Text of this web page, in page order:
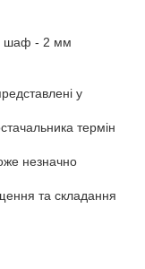
шаф - 2 мм
у
термін
незначно
та складання